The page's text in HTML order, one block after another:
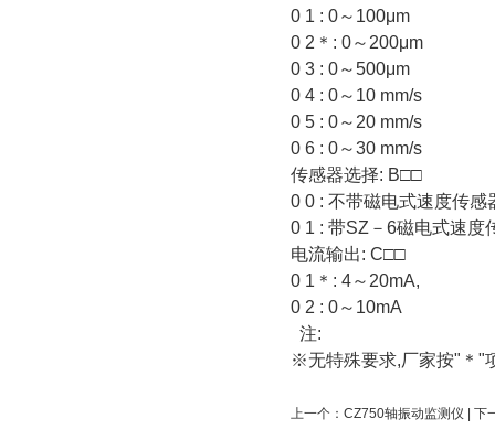
0 1 : 0～100μm
0 2＊: 0～200μm
0 3 : 0～500μm
0 4 : 0～10 mm/s
0 5 : 0～20 mm/s
0 6 : 0～30 mm/s
传感器选择: B□□
0 0 : 不带磁电式速度传感
0 1 : 带SZ－6磁电式速度
电流输出: C□□
0 1＊: 4～20mA,
0 2 : 0～10mA
注:
※无特殊要求,厂家按"＊"
上一个： CZ750轴振动监测仪 | 下